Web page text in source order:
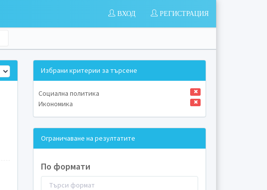
РЕГИСТРАЦИЯ
ВХОД
Избрани критерии за търсене
Социална политика
Икономика
Ограничаване на резултатите
По формати